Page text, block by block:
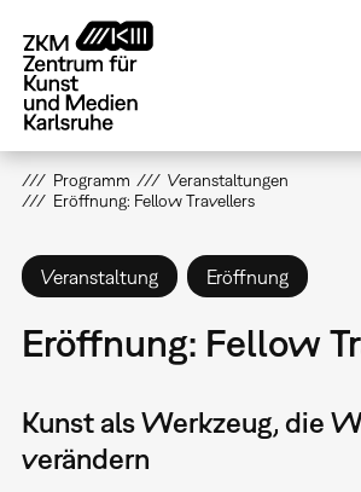
zum
Inhalt
Programm
Veranstaltungen
Eröffnung: Fellow Travellers
Veranstaltung Eröffnung
Eröffnung: Fellow
Kunst als Werkzeug, die
verändern